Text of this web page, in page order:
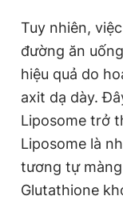
Tuy nhiên,
đường ăn
hiệu quả do
axit dạ dày.
Liposome trở
Liposome là
tương tự
Glutathione